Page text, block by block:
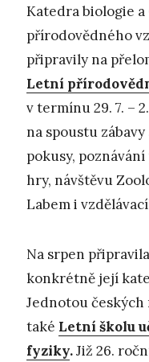
Katedra biologie
přírodovědného
připravily na
Letní
v termínu 29. 7. –
na spoustu
pokusy,
hry, návštěvu
Labem i
Na srpen
konkrétně její
Jednotou
také Letní školu
fyziky.Již 26.